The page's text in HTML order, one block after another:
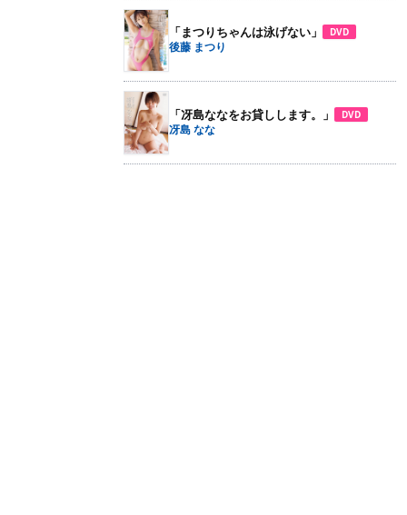
「まつりちゃんは泳げない」 DVD
後藤 まつり
「冴島ななをお貸しします。」 DVD
冴島 なな